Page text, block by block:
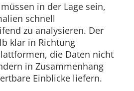
in der Lage sein,
schnell
zu analysieren. Der
klar in Richtung
die Daten nicht
in Zusammenhang
Einblicke liefern.